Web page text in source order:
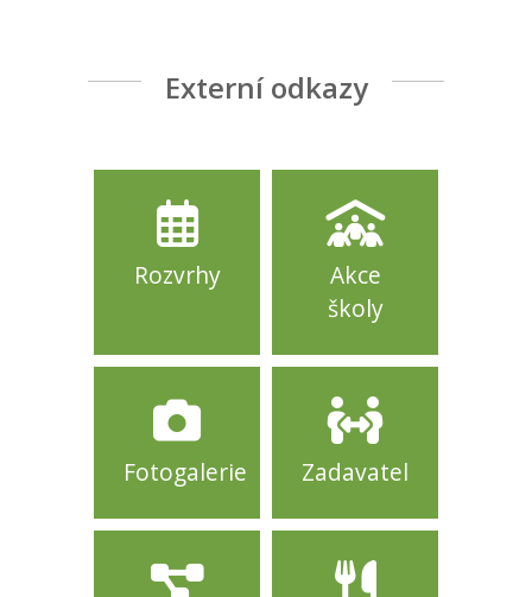
Externí odkazy
Rozvrhy
Akce
školy
Fotogalerie Zadavatel